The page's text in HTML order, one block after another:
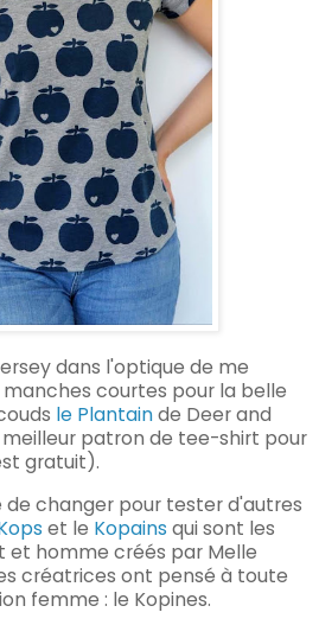
dans l'optique de me
courtes pour la belle
le Plantainde Deer and
meilleur patron de tee-shirt pour
gratuit).
de changer pour tester d'autres
et le Kopains qui sont les
homme créés par Melle
créatrices ont pensé à toute
femme : le Kopines.